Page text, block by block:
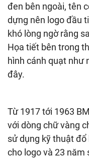
đen bên ngoài, tên
dựng nên logo đầu
khó lòng ngờ rằng
Họa tiết bên trong
hình cánh quạt như
đây.
Từ 1917 tới 1963
với dòng chữ vàng
sử dụng kỹ thuật
cho logo và 23 năm